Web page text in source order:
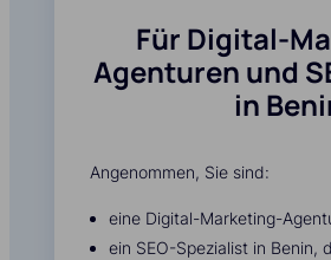
Für Digital-
Agenturen und
in
Angenommen, Sie sind:
eine Digital-Marketing-
ein SEO-Spezialist in Benin,